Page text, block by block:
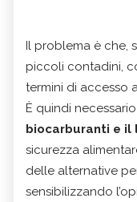
Il problema è che,
piccoli contadini,
termini di accesso
È quindi necessario
biocarburanti e il
sicurezza
delle alternative
sensibilizzando